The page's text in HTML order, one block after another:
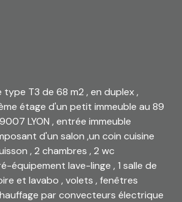
T3 de 68 m2 , en duplex ,
étage d'un petit immeuble au 89
LYON , entrée immeuble
d'un salon ,un coin cuisine
, 2 chambres , 2 wc
équipement lave-linge , 1 salle de
et lavabo , volets , fenêtres
par convecteurs électrique